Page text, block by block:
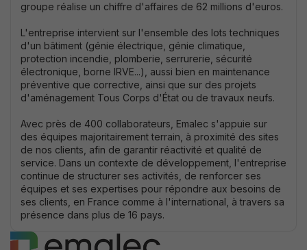
groupe réalise un chiffre d'affaires de 62 millions d'euros.
L'entreprise intervient sur l'ensemble des lots techniques
d'un bâtiment (génie électrique, génie climatique,
protection incendie, plomberie, serrurerie, sécurité
électronique, borne IRVE...), aussi bien en maintenance
préventive que corrective, ainsi que sur des projets
d'aménagement Tous Corps d'État ou de travaux neufs.
Avec près de 400 collaborateurs, Emalec s'appuie sur
des équipes majoritairement terrain, à proximité des sites
de nos clients, afin de garantir réactivité et qualité de
service. Dans un contexte de développement, l'entreprise
continue de structurer ses activités, de renforcer ses
équipes et ses expertises pour répondre aux besoins de
ses clients, en France comme à l'international, à travers sa
présence dans plus de 16 pays.
Strictement
nécessaires
Ces cookies
ne sont pas
optionnels. Ils
sont
nécessaires au